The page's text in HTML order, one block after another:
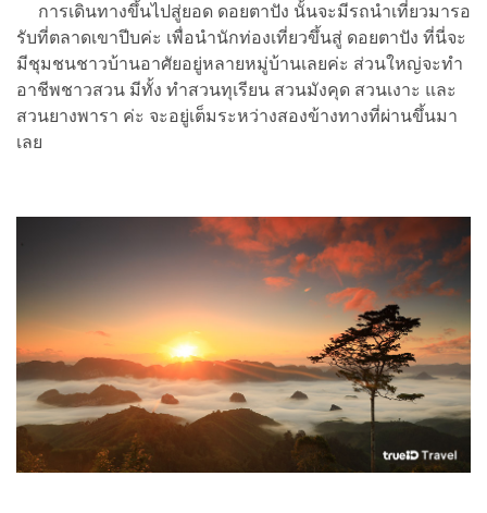
การเดินทางขึ้นไปสู่ยอด ดอยตาปัง นั้นจะมีรถนำเที่ยวมารอ
รับที่ตลาดเขาปีบค่ะ เพื่อนำนักท่องเที่ยวขึ้นสู่ ดอยตาปัง ที่นี่จะ
มีชุมชนชาวบ้านอาศัยอยู่หลายหมู่บ้านเลยค่ะ​ ส่วนใหญ่จะทำ
อาชีพชาวสวน มีทั้ง ทำสวนทุเรียน สวนมังคุด สวนเงาะ และ
สวนยางพารา ค่ะ จะอยู่เต็มระหว่างสองข้างทางที่ผ่านขึ้นมา
เลย